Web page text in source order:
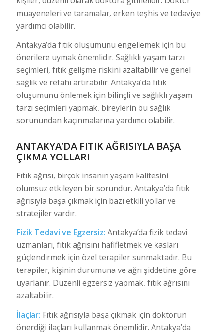
muayeneleri ve taramalar, erken teşhis ve tedaviye
yardımcı olabilir.
Antakya’da fıtık oluşumunu engellemek için bu
önerilere uymak önemlidir. Sağlıklı yaşam tarzı
seçimleri, fıtık gelişme riskini azaltabilir ve genel
sağlık ve refahı artırabilir. Antakya’da fıtık
oluşumunu önlemek için bilinçli ve sağlıklı yaşam
tarzı seçimleri yapmak, bireylerin bu sağlık
sorunundan kaçınmalarına yardımcı olabilir.
ANTAKYA’DA FITIK AĞRISIYLA BAŞA
ÇIKMA YOLLARI
Fıtık ağrısı, birçok insanın yaşam kalitesini
olumsuz etkileyen bir sorundur. Antakya’da fıtık
ağrısıyla başa çıkmak için bazı etkili yollar ve
stratejiler vardır.
Fizik Tedavi ve Egzersiz: Antakya’da fizik tedavi
uzmanları, fıtık ağrısını hafifletmek ve kasları
güçlendirmek için özel terapiler sunmaktadır. Bu
terapiler, kişinin durumuna ve ağrı şiddetine göre
uyarlanır. Düzenli egzersiz yapmak, fıtık ağrısını
azaltabilir.
İlaçlar: Fıtık ağrısıyla başa çıkmak için doktorun
önerdiği ilaçları kullanmak önemlidir. Antakya’da